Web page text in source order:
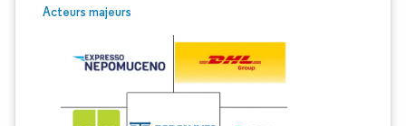
Acteurs majeurs
Image © Mordor Intelligence. La réutilisation nécessite une attribution sous CC